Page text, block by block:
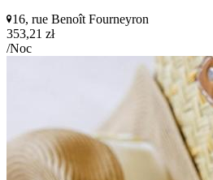
16, rue Benoît Fourneyron
353,21 zł
/Noc